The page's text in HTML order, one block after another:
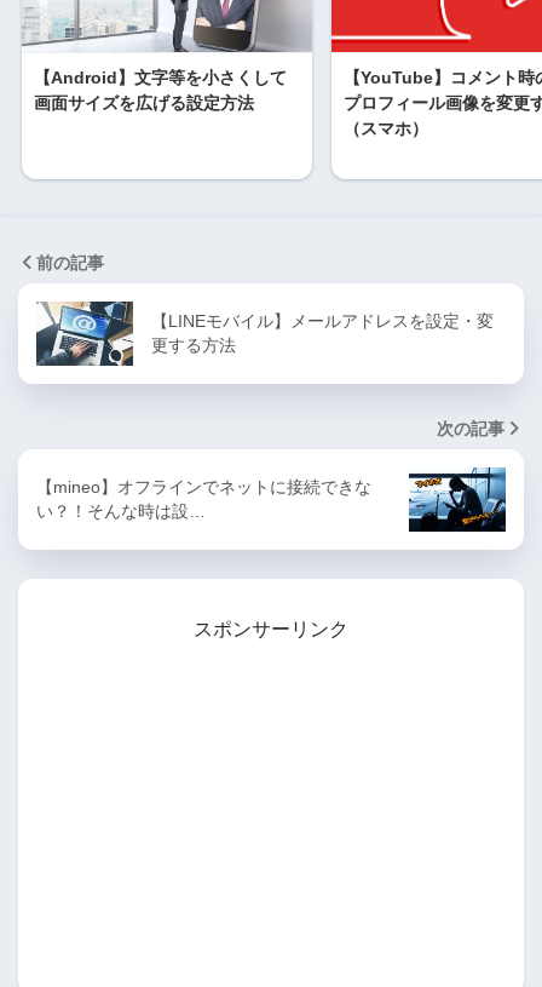
【Android】文字等を小さくして
画面サイズを広げる設定方法
【YouTube】コメント時
プロフィール画像を変更
（スマホ）
前の記事
【LINEモバイル】メールアドレスを設定・変
更する方法
次の記事
【mineo】オフラインでネットに接続できな
い？！そんな時は設…
スポンサーリンク